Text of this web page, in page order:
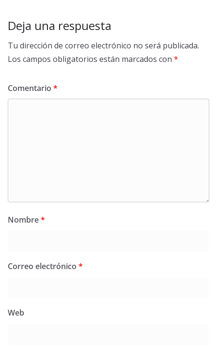
Deja una respuesta
Tu dirección de correo electrónico no será publicada.
Los campos obligatorios están marcados con *
Comentario *
Nombre*
Correo electrónico *
Web